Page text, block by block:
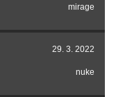
mirage
29. 3. 2022
nuke